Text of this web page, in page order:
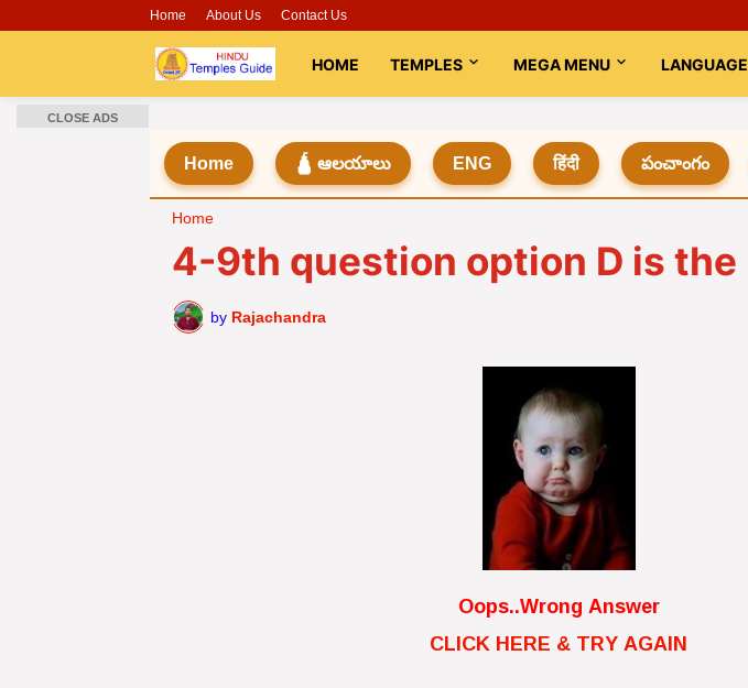
Home About Us Contact Us
HOME TEMPLES MEGA MENU LANGUAGE
Home 🛕 ఆలయాలు ENG हिंदी పంచాంగం
Home
4-9th question option D is the
by Rajachandra
Oops..Wrong Answer
CLICK HERE & TRY AGAIN
CLOSE ADS